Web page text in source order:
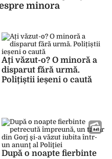
minora
Ați văzut-o? O minoră a
disparut fără urmă.
Polițiștii ieșeni o caută
După o noapte fierbinte